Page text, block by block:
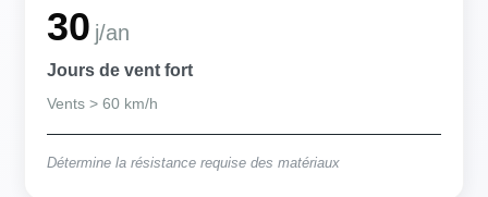
30 j/an
Jours de vent fort
Vents > 60 km/h
Détermine la résistance requise des matériaux